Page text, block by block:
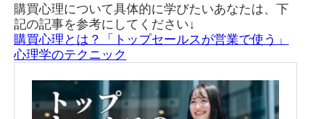
購買心理について具体的に学びたいあなたは、下
記の記事を参考にしてください↓
購買心理とは？「トップセールスが営業で使う」
心理学のテクニック